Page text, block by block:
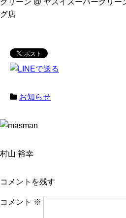
クリーン @ ヤスイスーパークリー
グ店
お知らせ
村山 裕幸
コメントを残す
コメント ※